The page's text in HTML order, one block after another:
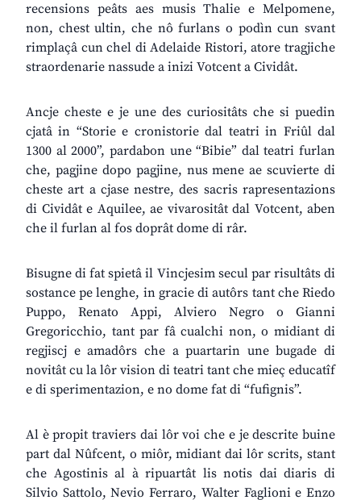
recensions peâts aes musis Thalie e Melpomene,
non, chest ultin, che nô furlans o podìn cun svant
rimplaçâ cun chel di Adelaide Ristori, atore tragjiche
straordenarie nassude a inizi Votcent a Cividât.
Ancje cheste e je une des curiositâts che si puedin
cjatâ in “Storie e cronistorie dal teatri in Friûl dal
1300 al 2000”, pardabon une “Bibie” dal teatri furlan
che, pagjine dopo pagjine, nus mene ae scuvierte di
cheste art a cjase nestre, des sacris rapresentazions
di Cividât e Aquilee, ae vivarositât dal Votcent, aben
che il furlan al fos doprât dome di râr.
Bisugne di fat spietâ il Vincjesim secul par risultâts di
sostance pe lenghe, in gracie di autôrs tant che Riedo
Puppo, Renato Appi, Alviero Negro o Gianni
Gregoricchio, tant par fâ cualchi non, o midiant di
regjiscj e amadôrs che a puartarin une bugade di
novitât cu la lôr vision di teatri tant che mieç educatîf
e di sperimentazion, e no dome fat di “fufignis”.
Al è propit traviers dai lôr voi che e je descrite buine
part dal Nûfcent, o miôr, midiant dai lôr scrits, stant
che Agostinis al à ripuartât lis notis dai diaris di
Silvio Sattolo, Nevio Ferraro, Walter Faglioni e Enzo